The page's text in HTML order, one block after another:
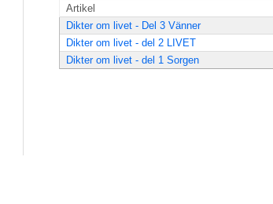
Artikel
Dikter om livet - Del 3 Vänner
Dikter om livet - del 2 LIVET
Dikter om livet - del 1 Sorgen